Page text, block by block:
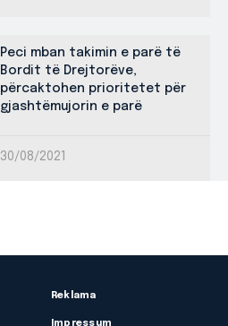
Peci mban takimin e parë të
Bordit të Drejtorëve,
përcaktohen prioritetet për
gjashtëmujorin e parë
30/08/2021
Reklama
Impressum